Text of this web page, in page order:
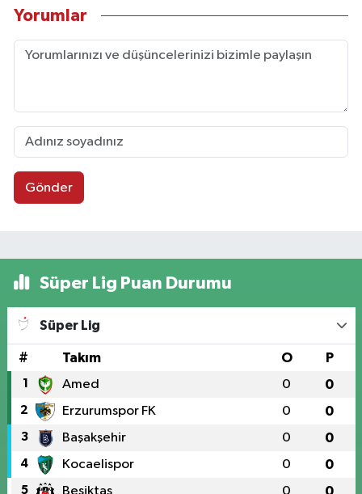
Yorumlar
Gönder
Süper Lig Puan Durumu
Süper Lig
# Takım O P
1 Amed 0 0
2 Erzurumspor FK 0 0
3 Başakşehir 0 0
4 Kocaelispor 0 0
5